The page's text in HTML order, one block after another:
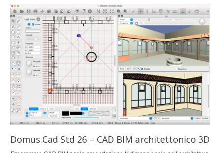
Domus.Cad Std 26 – CAD BIM architettonico 3D